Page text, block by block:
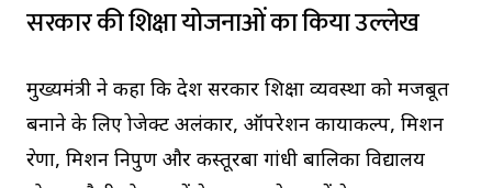
सरकार की शिक्षा योजनाओं का किया उल्लेख
मुख्यमंत्री ने कहा कि प्रदेश सरकार शिक्षा व्यवस्था को मजबूत
बनाने के लिए प्रोजेक्ट अलंकार, ऑपरेशन कायाकल्प, मिशन
प्रेरणा, मिशन निपुण और कस्तूरबा गांधी बालिका विद्यालय